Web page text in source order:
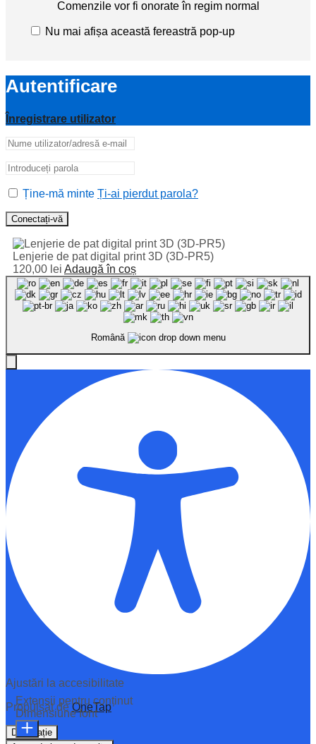
Comenzile vor fi onorate în regim normal
Nu mai afișa această fereastră pop-up
Autentificare
Înregistrare utilizator
Ține-mă minte Ți-ai pierdut parola?
Conectați-vă
Lenjerie de pat digital print 3D (3D-PR5)
120,00 lei Adaugă în coș
Română
Ajustări la accesibilitate
Propulsat deOneTap
Declarație
Extensii pentru conținut
Dimensiune font